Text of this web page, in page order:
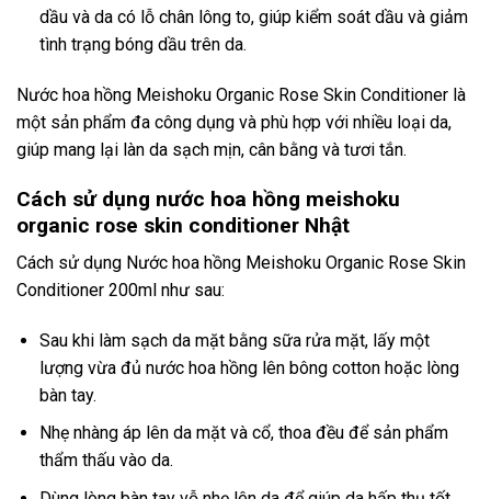
dầu và da có lỗ chân lông to, giúp kiểm soát dầu và giảm
tình trạng bóng dầu trên da.
Nước hoa hồng Meishoku Organic Rose Skin Conditioner là
một sản phẩm đa công dụng và phù hợp với nhiều loại da,
giúp mang lại làn da sạch mịn, cân bằng và tươi tắn.
Cách sử dụng nước hoa hồng meishoku
organic rose skin conditioner Nhật
Cách sử dụng Nước hoa hồng Meishoku Organic Rose Skin
Conditioner 200ml như sau:
Sau khi làm sạch da mặt bằng sữa rửa mặt, lấy một
lượng vừa đủ nước hoa hồng lên bông cotton hoặc lòng
bàn tay.
Nhẹ nhàng áp lên da mặt và cổ, thoa đều để sản phẩm
thẩm thấu vào da.